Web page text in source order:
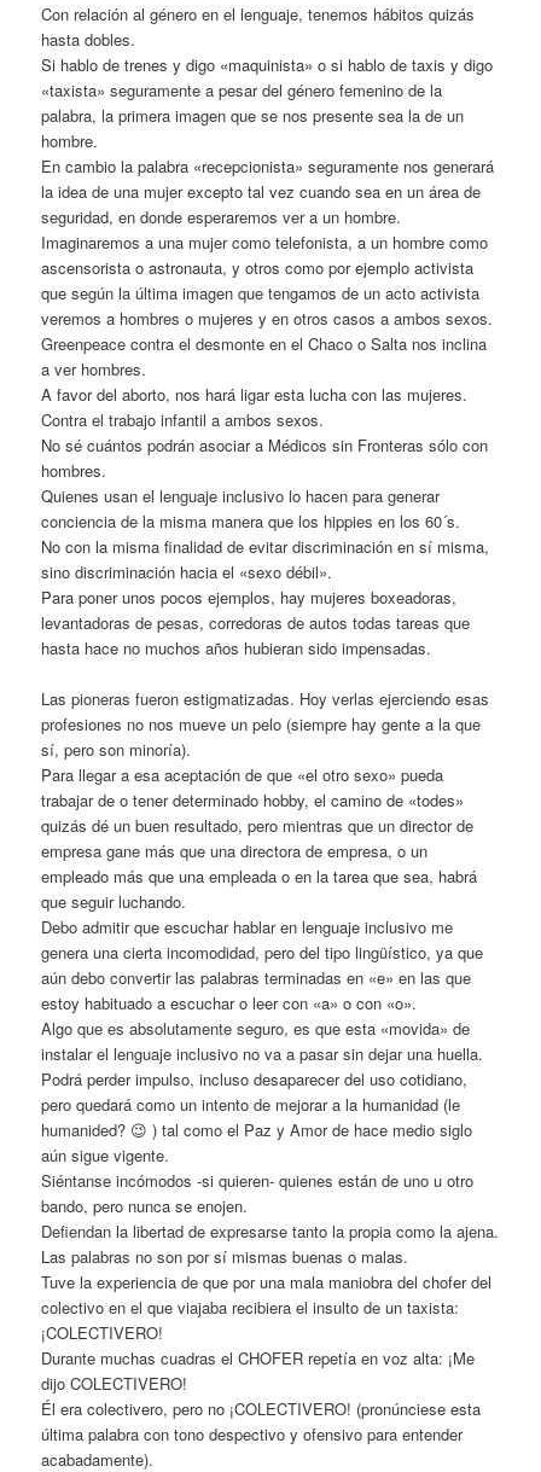
Con relación al género en el lenguaje, tenemos hábitos quizás
hasta dobles.
Si hablo de trenes y digo «maquinista» o si hablo de taxis y digo
«taxista» seguramente a pesar del género femenino de la
palabra, la primera imagen que se nos presente sea la de un
hombre.
En cambio la palabra «recepcionista» seguramente nos generará
la idea de una mujer excepto tal vez cuando sea en un área de
seguridad, en donde esperaremos ver a un hombre.
Imaginaremos a una mujer como telefonista, a un hombre como
ascensorista o astronauta, y otros como por ejemplo activista
que según la última imagen que tengamos de un acto activista
veremos a hombres o mujeres y en otros casos a ambos sexos.
Greenpeace contra el desmonte en el Chaco o Salta nos inclina
a ver hombres.
A favor del aborto, nos hará ligar esta lucha con las mujeres.
Contra el trabajo infantil a ambos sexos.
No sé cuántos podrán asociar a Médicos sin Fronteras sólo con
hombres.
Quienes usan el lenguaje inclusivo lo hacen para generar
conciencia de la misma manera que los hippies en los 60´s.
No con la misma finalidad de evitar discriminación en sí misma,
sino discriminación hacia el «sexo débil».
Para poner unos pocos ejemplos, hay mujeres boxeadoras,
levantadoras de pesas, corredoras de autos todas tareas que
hasta hace no muchos años hubieran sido impensadas.
Las pioneras fueron estigmatizadas. Hoy verlas ejerciendo esas
profesiones no nos mueve un pelo (siempre hay gente a la que
sí, pero son minoría).
Para llegar a esa aceptación de que «el otro sexo» pueda
trabajar de o tener determinado hobby, el camino de «todes»
quizás dé un buen resultado, pero mientras que un director de
empresa gane más que una directora de empresa, o un
empleado más que una empleada o en la tarea que sea, habrá
que seguir luchando.
Debo admitir que escuchar hablar en lenguaje inclusivo me
genera una cierta incomodidad, pero del tipo lingüístico, ya que
aún debo convertir las palabras terminadas en «e» en las que
estoy habituado a escuchar o leer con «a» o con «o».
Algo que es absolutamente seguro, es que esta «movida» de
instalar el lenguaje inclusivo no va a pasar sin dejar una huella.
Podrá perder impulso, incluso desaparecer del uso cotidiano,
pero quedará como un intento de mejorar a la humanidad (le
humanided? 😉 ) tal como el Paz y Amor de hace medio siglo
aún sigue vigente.
Siéntanse incómodos -si quieren- quienes están de uno u otro
bando, pero nunca se enojen.
Defiendan la libertad de expresarse tanto la propia como la ajena.
Las palabras no son por sí mismas buenas o malas.
Tuve la experiencia de que por una mala maniobra del chofer del
colectivo en el que viajaba recibiera el insulto de un taxista:
¡COLECTIVERO!
Durante muchas cuadras el CHOFER repetía en voz alta: ¡Me
dijo COLECTIVERO!
Él era colectivero, pero no ¡COLECTIVERO! (pronúnciese esta
última palabra con tono despectivo y ofensivo para entender
acabadamente).